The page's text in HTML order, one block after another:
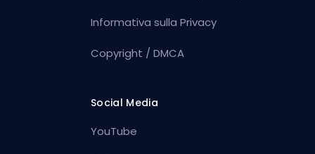
Informativa sulla Privacy
Copyright / DMCA
Social Media
YouTube